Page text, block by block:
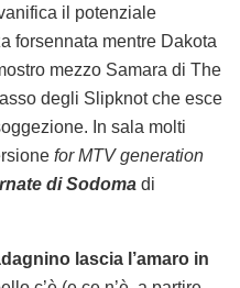
il potenziale
forsennata mentre Dakota
mezzo Samara di The
degli Slipknot che esce
In sala molti
for MTV generation
di Sodoma di
lascia l’amaro in